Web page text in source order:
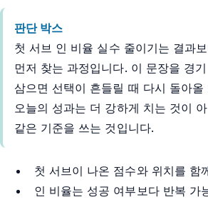
판단 박스
첫 서브 인 비율 실수 줄이기는 결과
먼저 찾는 과정입니다. 이 문장을 경
삼으면 선택이 흔들릴 때 다시 돌아올
오늘의 성과는 더 강하게 치는 것이
같은 기준을 쓰는 것입니다.
첫 서브이 나온 점수와 위치를 함
인 비율는 성공 여부보다 반복 가